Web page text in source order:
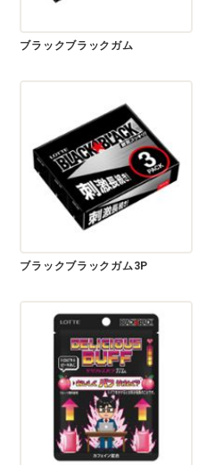
ブラックブラックガム
ブラックブラックガム3P